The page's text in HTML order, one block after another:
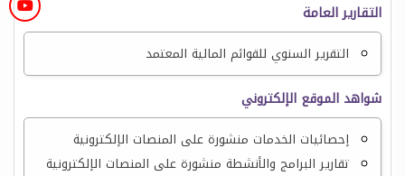
التقارير العامة
التقرير السنوي للقوائم المالية المعتمد
شواهد الموقع الإلكتروني
إحصائيات الخدمات منشورة على المنصات الإلكترونية
تقارير البرامج والأنشطة منشورة على المنصات الإلكترونية